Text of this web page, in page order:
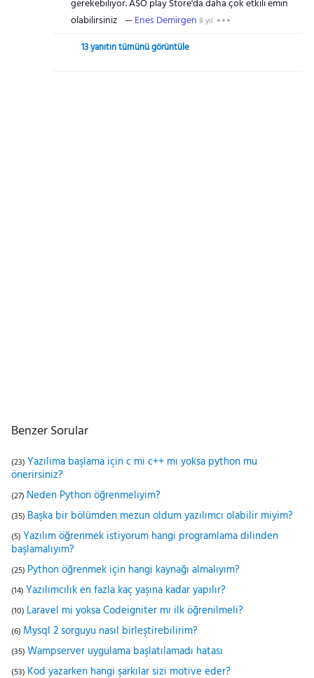
gerekebiliyor. ASO play Store'da daha çok etkili emin
olabilirsiniz
Enes Demirgen 8 yıl
13 yanıtın tümünü görüntüle
Benzer Sorular
(23) Yazılıma başlama için c mi c++ mı yoksa python mu
önerirsiniz?
(27) Neden Python öğrenmeliyim?
(35) Başka bir bölümden mezun oldum yazılımcı olabilir miyim?
(5) Yazılım öğrenmek istiyorum hangi programlama dilinden
başlamalıyım?
(25) Python öğrenmek için hangi kaynağı almalıyım?
(14) Yazılımcılık en fazla kaç yaşına kadar yapılır?
(10) Laravel mi yoksa Codeigniter mı ilk öğrenilmeli?
(6) Mysql 2 sorguyu nasıl birleştirebilirim?
(35) Wampserver uygulama başlatılamadı hatası
(53) Kod yazarken hangi şarkılar sizi motive eder?